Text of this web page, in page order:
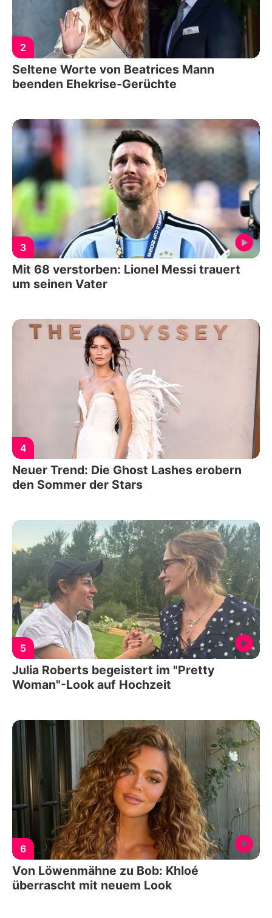
2
Seltene Worte von Beatrices Mann
beenden Ehekrise-Gerüchte
3
Mit 68 verstorben: Lionel Messi trauert
um seinen Vater
4
Neuer Trend: Die Ghost Lashes erobern
den Sommer der Stars
5
Julia Roberts begeistert im "Pretty
Woman"-Look auf Hochzeit
6
Von Löwenmähne zu Bob: Khloé
überrascht mit neuem Look